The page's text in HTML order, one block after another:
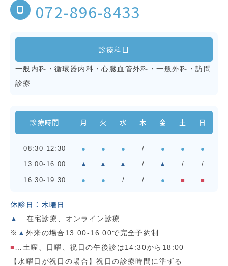
072-896-8433
診療科目
一般内科・循環器内科・心臓血管外科・一般外科・訪問
診療
診療時間 月 火 水 木 金 土 日
08:30-12:30 ● ● ● / ● ● ●
13:00-16:00 ▲ ▲ ▲ / ▲ / /
16:30-19:30 ● ● / / ● ■ ■
休診日：木曜日
▲
...在宅診療、オンライン診療
※ ▲ 外来の場合13:00-16:00で完全予約制
■ …土曜、日曜、祝日の午後診は14:30から18:00
【水曜日が祝日の場合】祝日の診療時間に準ずる